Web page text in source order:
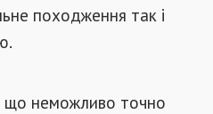
походження так і
що неможливо точно